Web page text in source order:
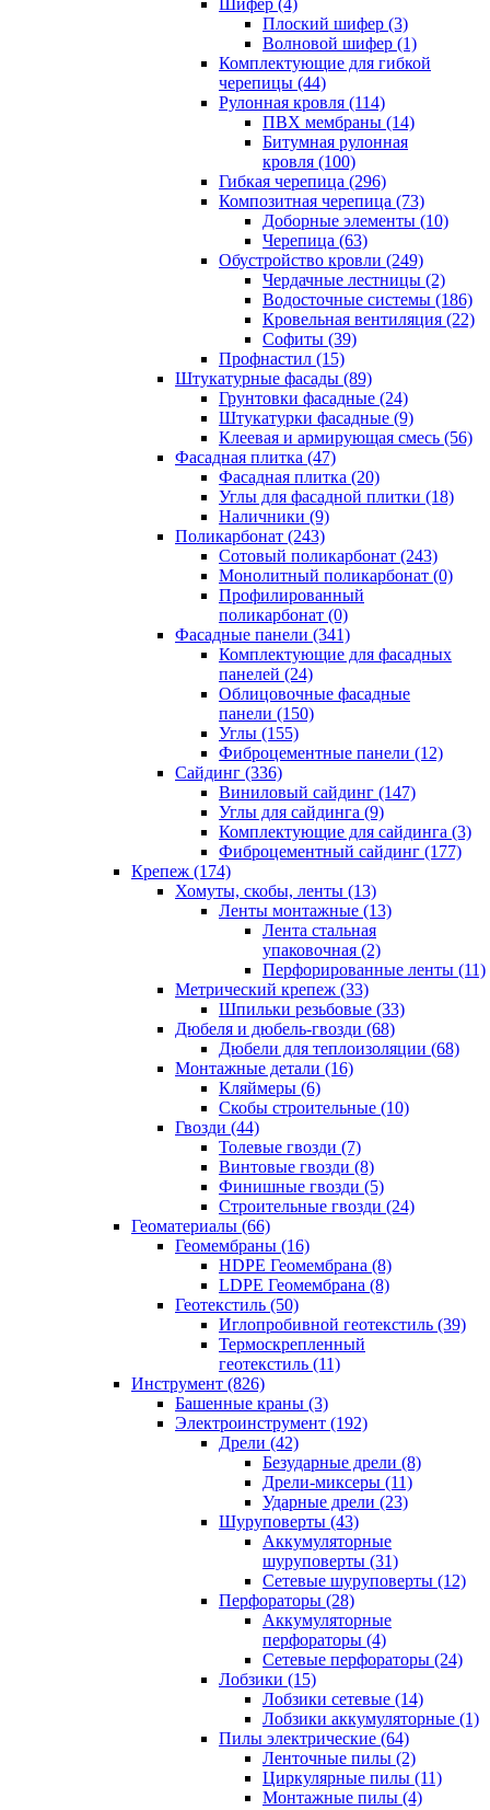
Шифер (4)
Плоский шифер (3)
Волновой шифер (1)
Комплектующие для гибкой
черепицы (44)
Рулонная кровля (114)
ПВХ мембраны (14)
Битумная рулонная
кровля (100)
Гибкая черепица (296)
Композитная черепица (73)
Доборные элементы (10)
Черепица (63)
Обустройство кровли (249)
Чердачные лестницы (2)
Водосточные системы (186)
Кровельная вентиляция (22)
Cофиты (39)
Профнастил (15)
Штукатурные фасады (89)
Грунтовки фасадные (24)
Штукатурки фасадные (9)
Клеевая и армирующая смесь (56)
Фасадная плитка (47)
Фасадная плитка (20)
Углы для фасадной плитки (18)
Наличники (9)
Поликарбонат (243)
Сотовый поликарбонат (243)
Монолитный поликарбонат (0)
Профилированный
поликарбонат (0)
Фасадные панели (341)
Комплектующие для фасадных
панелей (24)
Облицовочные фасадные
панели (150)
Углы (155)
Фиброцементные панели (12)
Сайдинг (336)
Виниловый сайдинг (147)
Углы для сайдинга (9)
Комплектующие для сайдинга (3)
Фиброцементный сайдинг (177)
Крепеж (174)
Хомуты, скобы, ленты (13)
Ленты монтажные (13)
Лента стальная
упаковочная (2)
Перфорированные ленты (11)
Метрический крепеж (33)
Шпильки резьбовые (33)
Дюбеля и дюбель-гвозди (68)
Дюбели для теплоизоляции (68)
Монтажные детали (16)
Кляймеры (6)
Скобы строительные (10)
Гвозди (44)
Толевые гвозди (7)
Винтовые гвозди (8)
Финишные гвозди (5)
Строительные гвозди (24)
Геоматериалы (66)
Геомембраны (16)
HDPE Геомембрана (8)
LDPE Геомембрана (8)
Геотекстиль (50)
Иглопробивной геотекстиль (39)
Термоскрепленный
геотекстиль (11)
Инструмент (826)
Башенные краны (3)
Электроинструмент (192)
Дрели (42)
Безударные дрели (8)
Дрели-миксеры (11)
Ударные дрели (23)
Шуруповерты (43)
Аккумуляторные
шуруповерты (31)
Сетевые шуруповерты (12)
Перфораторы (28)
Аккумуляторные
перфораторы (4)
Сетевые перфораторы (24)
Лобзики (15)
Лобзики сетевые (14)
Лобзики аккумуляторные (1)
Пилы электрические (64)
Ленточные пилы (2)
Циркулярные пилы (11)
Монтажные пилы (4)